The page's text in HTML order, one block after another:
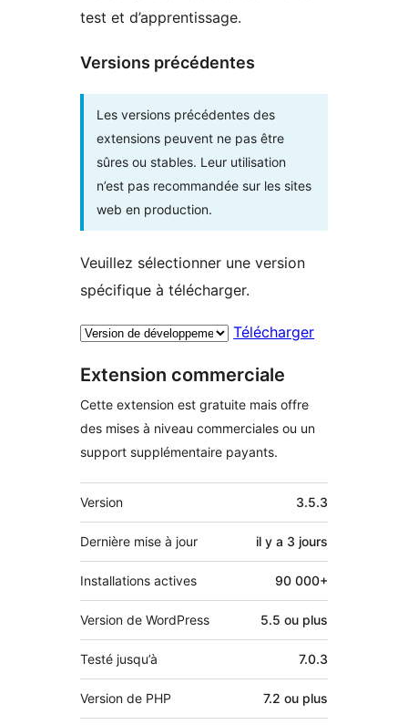
test et d’apprentissage.
Versions précédentes
Les versions précédentes des
extensions peuvent ne pas être
sûres ou stables. Leur utilisation
n’est pas recommandée sur les sites
web en production.
Veuillez sélectionner une version
spécifique à télécharger.
Télécharger
Extension commerciale
Cette extension est gratuite mais offre
des mises à niveau commerciales ou un
support supplémentaire payants.
Méta
Version 3.5.3
Dernière mise à jour il y a 3 jours
Installations actives 90 000+
Version de WordPress 5.5 ou plus
Testé jusqu’à 7.0.3
Version de PHP 7.2 ou plus